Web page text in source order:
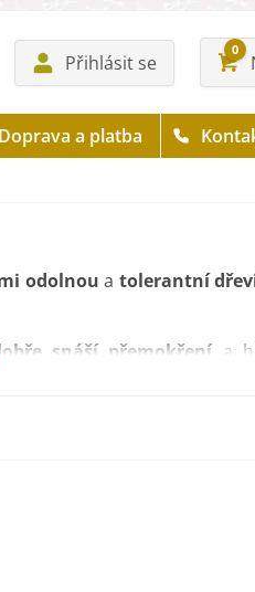
Přihlásit se
0
Doprava a platba
odolnoua tolerantní
snáší přemokření a